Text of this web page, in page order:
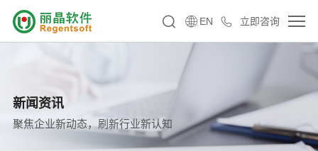
立即咨询
EN
新闻资讯
聚焦企业新动态，刷新行业新认知